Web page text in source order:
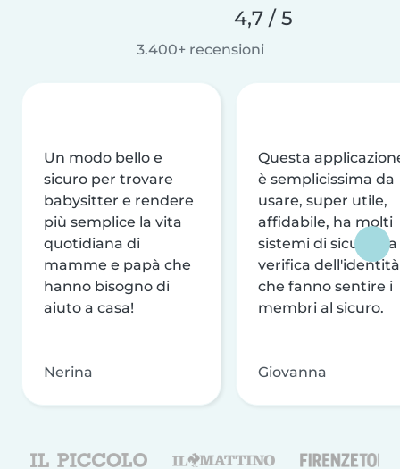
4,7 / 5
3.400+ recensioni
Un modo bello e
sicuro per trovare
babysitter e rendere
più semplice la vita
quotidiana di
mamme e papà che
hanno bisogno di
aiuto a casa!
Nerina
Questa
è semplicissima da
usare, super utile,
affidabile, ha molti
sistemi di sicurezza
verifica dell'identità
che fanno sentire i
membri al sicuro.
Giovanna